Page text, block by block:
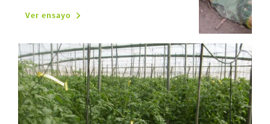
Ver ensayo